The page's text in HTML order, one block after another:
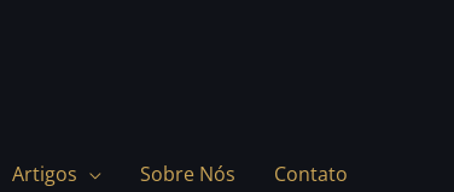
Artigos Sobre Nós Contato